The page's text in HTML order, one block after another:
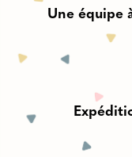
Une équipe